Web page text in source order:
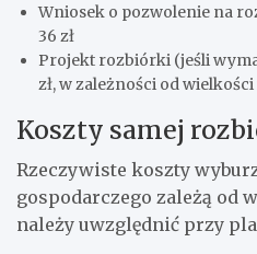
Wniosek o pozwolenie na
36 zł
Projekt rozbiórki (jeśli
zł, w zależności od
Koszty samej
Rzeczywiste koszty
gospodarczego zależą od
należy uwzględnić przy